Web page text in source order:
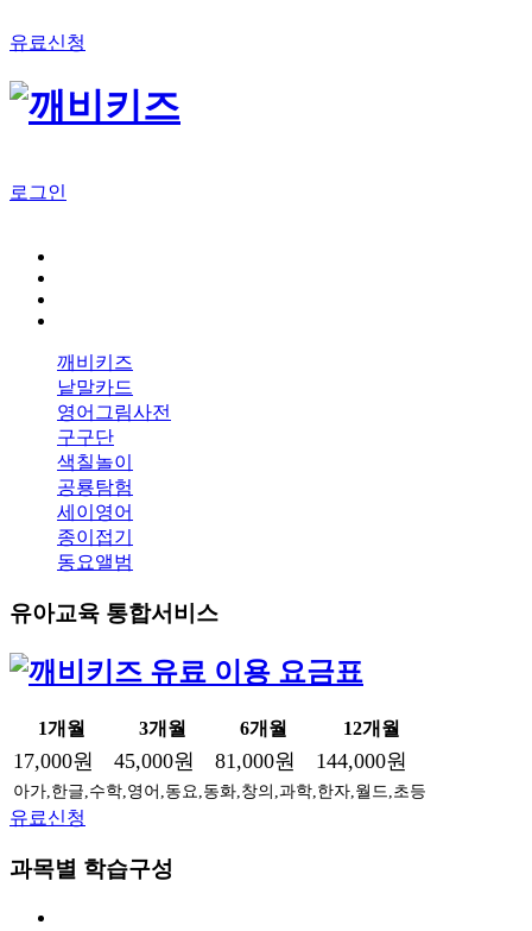
유료신청
로그인
깨비키즈
낱말카드
영어그림사전
구구단
색칠놀이
공룡탐험
세이영어
종이접기
동요앨범
유아교육 통합서비스
1개월 3개월 6개월 12개월
17,000원 45,000원 81,000원 144,000원
아가,한글,수학,영어,동요,동화,창의,과학,한자,월드,초등
유료신청
과목별 학습구성